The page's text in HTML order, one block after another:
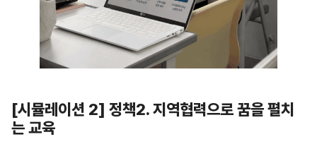
[시뮬레이션 2] 정책2. 지역협력으로 꿈을 펼치
는 교육